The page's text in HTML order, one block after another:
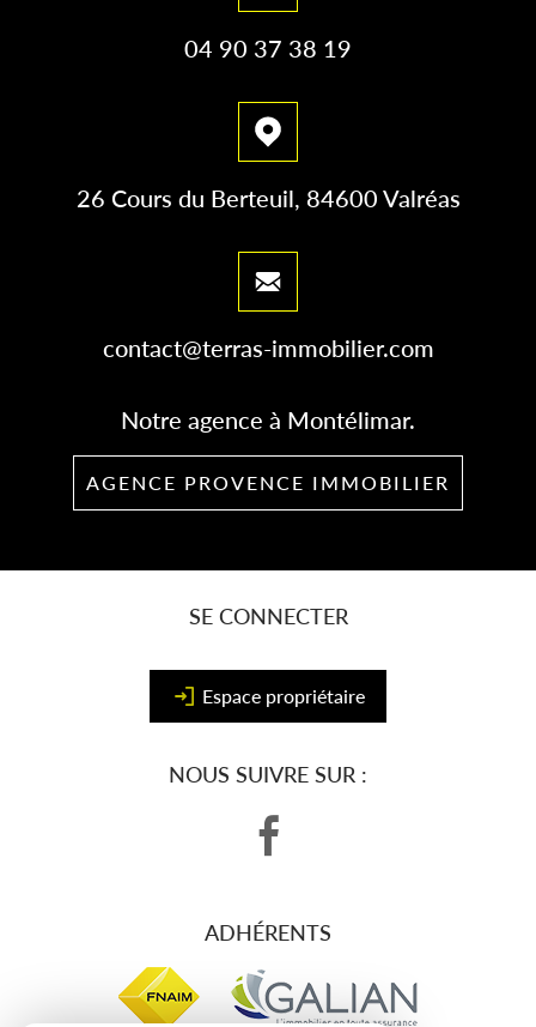
04 90 37 38 19
26 Cours du Berteuil, 84600 Valréas
contact@terras-immobilier.com
Notre agence à Montélimar.
AGENCE PROVENCE IMMOBILIER
NOUS SUIVRE SUR :
ADHÉRENTS
SE CONNECTER
Espace propriétaire